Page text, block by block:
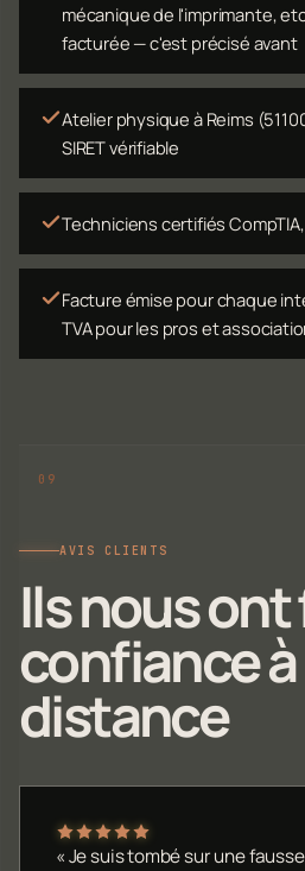
mécanique de l'imprimante,
facturée — c'est précisé avant
Atelier physique à Reims
SIRET vérifiable
Techniciens certifiés
Facture émise pour chaque
TVA pour les pros et
AVIS CLIENTS
Ils nous
confiance à
distance
« Je suis tombé sur une